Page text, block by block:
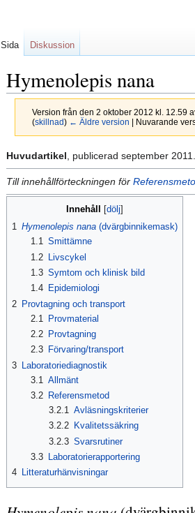
Hymenolepis nana
Version från den 2 oktober 2012 kl. 12.59
(skillnad) ← Äldre version | Nuvarande
Hoppa
till
navigering
Hoppa
till
sök
Huvudartikel , publicerad september 2011.
Till innehållförteckningen för
Innehåll
1 Hymenolepis nana (dvärgbinnikemask)
1.1 Smittämne
1.2
Livscykel
1.3 Symtom och klinisk bild
1.4
Epidemiologi
2 Provtagning och transport
2.1
Provmaterial
2.2
Provtagning
2.3
Förvaring/transport
3 Laboratoriediagnostik
3.1 Allmänt
3.2
Referensmetod
3.2.1 Avläsningskriterier
3.2.2 Kvalitetssäkring
3.2.3 Svarsrutiner
3.3
Laboratorierapportering
4 Litteraturhänvisningar
Sida Diskussion